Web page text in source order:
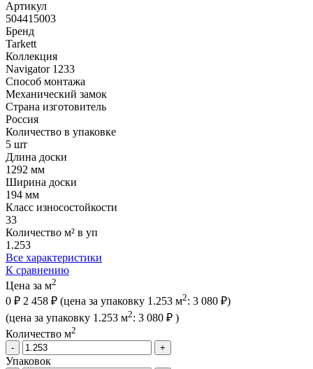
Артикул
504415003
Бренд
Tarkett
Коллекция
Navigator 1233
Способ монтажа
Механический замок
Страна изготовитель
Россия
Количество в упаковке
5 шт
Длина доски
1292 мм
Ширина доски
194 мм
Класс износостойкости
33
Количество м² в уп
1.253
Все характеристики
К сравнению
Цена за м2
0 ₽ 2 458 ₽ (цена за упаковку 1.253 м2: 3 080 ₽)
(цена за упаковку 1.253 м2: 3 080 ₽ )
Количество м2
-
+
Упаковок